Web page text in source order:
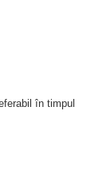
în timpul